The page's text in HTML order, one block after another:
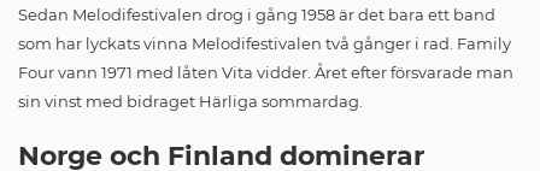
Sedan Melodifestivalen drog i gång 1958 är det bara ett band
som har lyckats vinna Melodifestivalen två gånger i rad. Family
Four vann 1971 med låten Vita vidder. Året efter försvarade man
sin vinst med bidraget Härliga sommardag.
Norge och Finland dominerar